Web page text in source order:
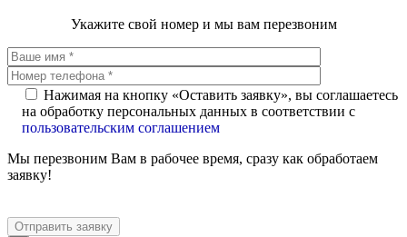
Укажите свой номер и мы вам перезвоним
Нажимая на кнопку «Оставить заявку», вы соглашаетесь
на обработку персональных данных в соответствии с
пользовательским соглашением
Мы перезвоним Вам в рабочее время, сразу как обработаем
заявку!